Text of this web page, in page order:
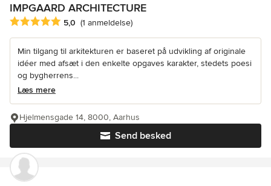
IMPGAARD ARCHITECTURE
Gennemsnitlig bedømmelse: 5 ud af 5 stjerner
5,0 (1 anmeldelse)
Min tilgang til arkitekturen er baseret på udvikling af originale
idéer med afsæt i den enkelte opgaves karakter, stedets poesi
og bygherrens...
Læs mere
Send besked
Hjelmensgade 14, 8000, Aarhus